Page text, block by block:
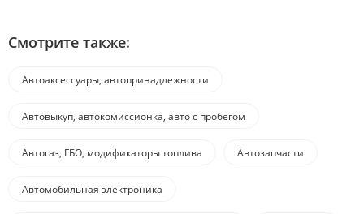
Смотрите также:
Автоаксессуары, автопринадлежности
Автовыкуп, автокомиссионка, авто с пробегом
Автогаз, ГБО, модификаторы топлива Автозапчасти
Автомобильная электроника